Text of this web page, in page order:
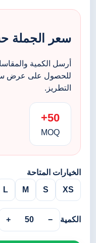
سعر الجملة
أرسل الكمية
للحصول على عرض
التطريز.
50+
MOQ
الخيارات المتاحة
XS
S
M
L
الكمية −
50
+